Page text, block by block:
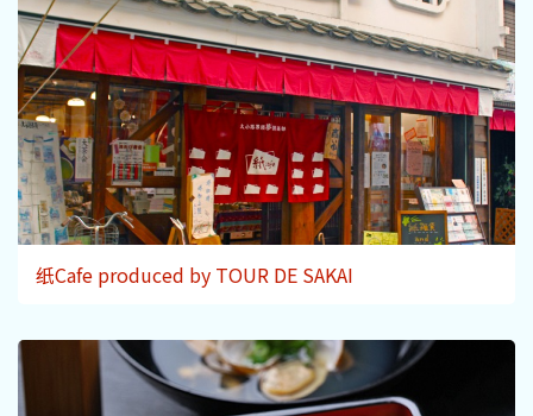
纸Cafe produced by TOUR DE SAKAI